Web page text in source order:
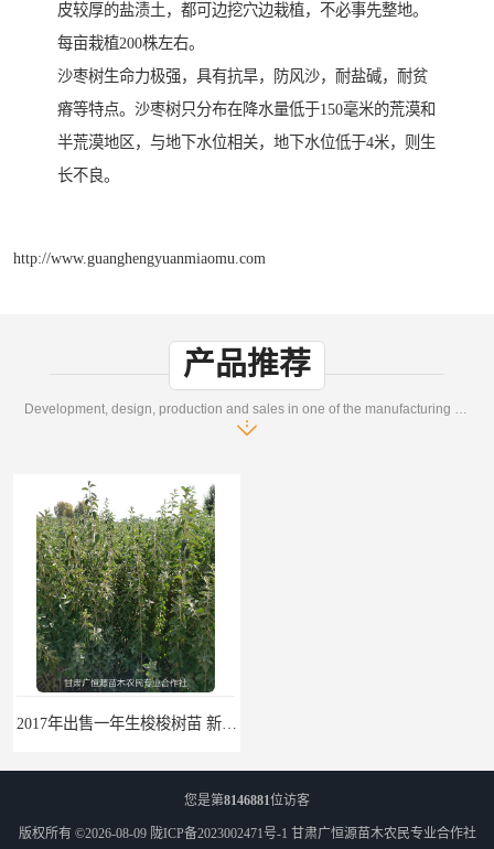
皮较厚的盐渍土，都可边挖穴边栽植，不必事先整地。
每亩栽植200株左右。
沙枣树生命力极强，具有抗旱，防风沙，耐盐碱，耐贫
瘠等特点。沙枣树只分布在降水量低于150毫米的荒漠和
半荒漠地区，与地下水位相关，地下水位低于4米，则生
长不良。
http://www.guanghengyuanmiaomu.com
产品推荐
Development, design, production and sales in one of the manufacturing enterprises
您是第8146881位访客
版权所有 ©2026-08-09 陇ICP备2023002471号-1 甘肃广恒源苗木农民专业合作社